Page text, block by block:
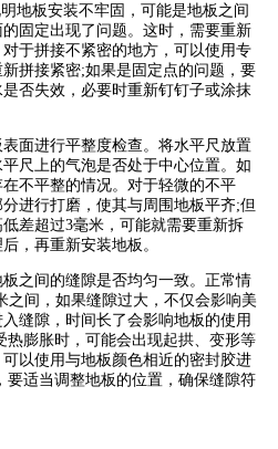
地板安装不牢固，可能是地板之间
固定出现了问题。这时，需要重新
于拼接不紧密的地方，可以使用专
拼接紧密;如果是固定点的问题，要
否失效，必要时重新钉钉子或涂抹
进行平整度检查。将水平尺放置
尺上的气泡是否处于中心位置。如
不平整的情况。对于轻微的不平
进行打磨，使其与周围地板平齐;但
差超过3毫米，可能就需要重新拆
，再重新安装地板。
间的缝隙是否均匀一致。正常情
之间，如果缝隙过大，不仅会影响美
缝隙，时间长了会影响地板的使用
热膨胀时，可能会出现起拱、变形等
以使用与地板颜色相近的密封胶进
要适当调整地板的位置，确保缝隙符